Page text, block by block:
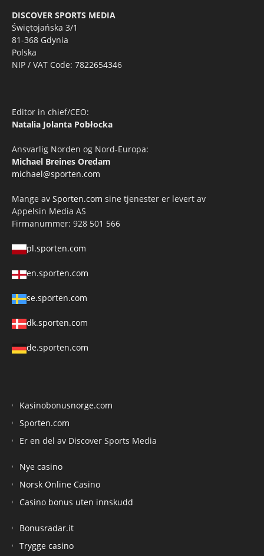
DISCOVER SPORTS MEDIA
Świętojańska 3/1
81-368 Gdynia
Polska
NIP / VAT Code: 7822654346
Editor in chief/CEO:
Natalia Jolanta Pobłocka
Ansvarlig Norden og Nord-Europa:
Michael Breines Oredam
michael@sporten.com
Mange av Sporten.com sine tjenester er levert av
Appelsin Media AS
Firmanummer: 928 501 566
pl.sporten.com
en.sporten.com
se.sporten.com
dk.sporten.com
de.sporten.com
Kasinobonusnorge.com
Sporten.com
Er en del av Discover Sports Media
Nye casino
Norsk Online Casino
Casino bonus uten innskudd
Bonusradar.it
Trygge casino